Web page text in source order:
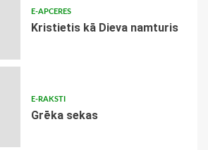
E-APCERES
Kristietis kā Dieva namturis
E-RAKSTI
Grēka sekas